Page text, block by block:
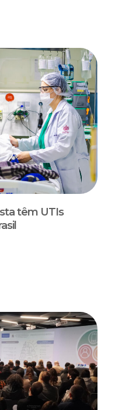
têm UTIs